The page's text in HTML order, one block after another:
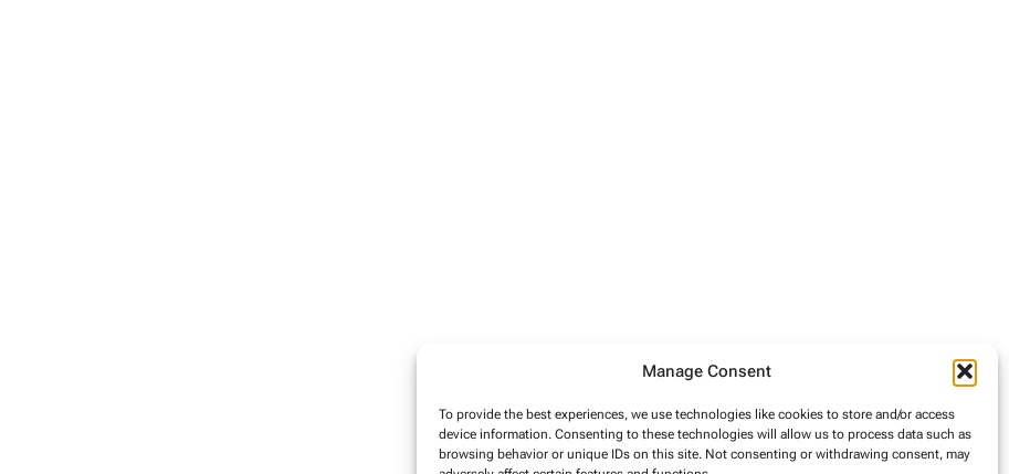
Manage Consent
To provide the best experiences, we use technologies like cookies to store and/or access
device information. Consenting to these technologies will allow us to process data such as
browsing behavior or unique IDs on this site. Not consenting or withdrawing consent, may